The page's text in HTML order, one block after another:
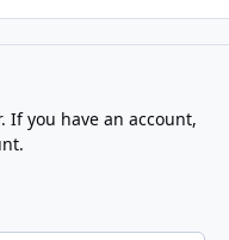
If you have an account,